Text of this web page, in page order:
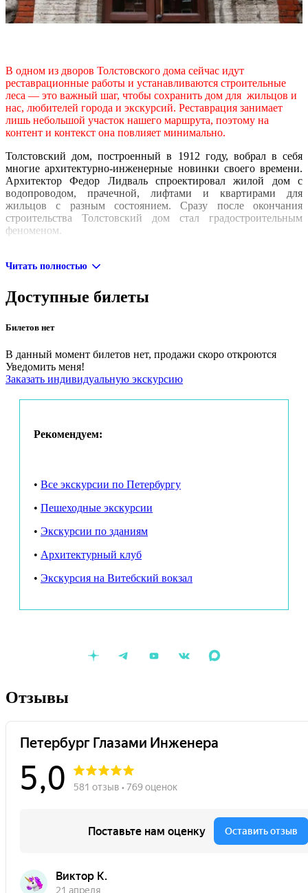
В одном из дворов Толстовского дома сейчас идут
реставрационные работы и устанавливаются строительные
леса — это важный шаг, чтобы сохранить дом для жильцов и
нас, любителей города и экскурсий. Реставрация занимает
лишь небольшой участок нашего маршрута, поэтому на
контент и контекст она повлияет минимально.
Толстовский дом, построенный в 1912 году, вобрал в себя
многие архитектурно-инженерные новинки своего времени.
Архитектор Федор Лидваль спроектировал жилой дом с
водопроводом, прачечной, лифтами и квартирами для
жильцов с разным состоянием. Сразу после окончания
строительства Толстовский дом стал градостроительным
феноменом.
инженер-гидролог Леонид Колотило, расскажет об устройстве
Во время экскурсии «Как устроен Толстовский дом» вы
экспозицию совсем юного музея Толстовского дома;
технические помещения и подвал.
А еще вы узнаете:
популярен в Петербурге;
"я от инженеров" в кофейнеAvgvst Кофе на ул. Рубинштейна,
стороны набережной).
Где заканчиваем: во дворах Толстовского дома.
нам, пожалуйста, по телефону +7 (812) 748-26-50 или
Телеграм-чат, и мы найдем решение.
парадных и музея Толстовского дома.
Часть экскурсии проходит на улице, поэтому,
стакан горячего кофе или термос с чаем).
Администрация оставляет за собой право отказать в
участии в экскурсии в случае, если у участника будет
выявлено алкогольное опьянение. Данная мера
Организатор оставляет за собой право переноса или
Читать полностью
Доступные билеты
Билетов нет
В данный момент билетов нет, продажи скоро откроются
Уведомить меня!
Заказать индивидуальную экскурсию
Рекомендуем:
• Все экскурсии по Петербургу
• Пешеходные экскурсии
• Экскурсии по зданиям
• Архитектурный клуб
• Экскурсия на Витебский вокзал
Отзывы